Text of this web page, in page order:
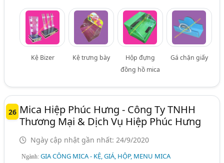
Kệ Bizer Kệ trưng bày
Hộp đựng
đồng hồ mica
Gá chặn giấy
26 Mica Hiệp Phúc Hưng - Công Ty TNHH
Thương Mại & Dịch Vụ Hiệp Phúc Hưng
Ngày cập nhật gần nhất: 24/9/2020
Ngành:GIA CÔNG MICA - KỆ, GIÁ, HỘP, MENU MICA